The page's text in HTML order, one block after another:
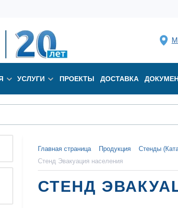
УСЛУГИ ПРОЕКТЫ ДОСТАВКА
Главная страница Продукция Стенды
Стенд Эвакуация населения
СТЕНД